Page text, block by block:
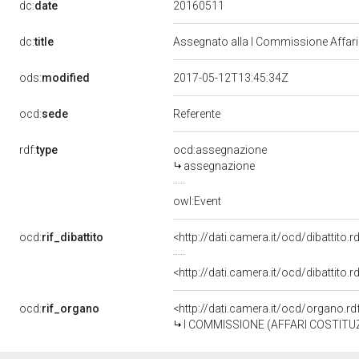
dc:date 20160511
dc:title Assegnato alla I Commissione
ods:modified 2017-05-12T13:45:34Z
ocd:sede Referente
rdf:type
ocd:assegnazione
assegnazione
owl:Event
ocd:rif_dibattito <http://dati.camera.it/ocd/
<http://dati.camera.it/ocd/
ocd:rif_organo
<http://dati.camera.it/ocd/
I COMMISSIONE (AFFARI